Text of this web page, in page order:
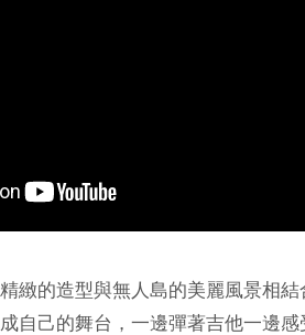
緻的造型與無人島的美麗風景相
自己的舞台，一邊彈著吉他一邊